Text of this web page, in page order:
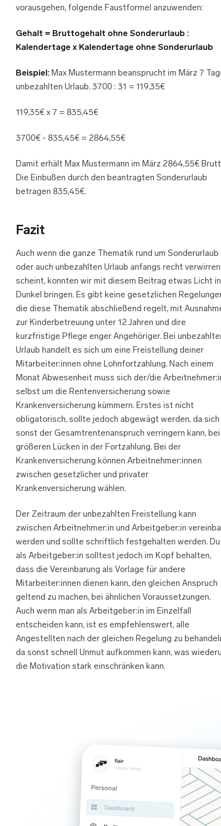
vorausgehen, folgende Faustformel anzuwenden:
Gehalt = Bruttogehalt ohne Sonderurlaub :
Kalendertage x Kalendertage ohne Sonderurlaub
Beispiel: Max Mustermann beansprucht im März 7
unbezahlten Urlaub. 3700 : 31 = 119,35€
119,35€ x 7 = 835,45€
3700€ - 835,45€ = 2864,55€
Damit erhält Max Mustermann im März 2864,55€
Die Einbußen durch den beantragten Sonderurlaub
betragen 835,45€.
Fazit
Auch wenn die ganze Thematik rund um Sonderurlaub
oder auch unbezahlten Urlaub anfangs recht
scheint, konnten wir mit diesem Beitrag etwas Licht
Dunkel bringen. Es gibt keine gesetzlichen
die diese Thematik abschließend regelt, mit
zur Kinderbetreuung unter 12 Jahren und dire
kurzfristige Pflege enger Angehöriger. Bei
Urlaub handelt es sich um eine Freistellung deiner
Mitarbeiter:innen ohne Lohnfortzahlung. Nach einem
Monat Abwesenheit muss sich der/die
selbst um die Rentenversicherung sowie
Krankenversicherung kümmern. Erstes ist nicht
obligatorisch, sollte jedoch abgewägt werden, da sich
sonst der Gesamtrentenanspruch verringern kann, bei
größeren Lücken in der Fortzahlung. Bei der
Krankenversicherung können Arbeitnehmer:innen
zwischen gesetzlicher und privater
Krankenversicherung wählen.
Der Zeitraum der unbezahlten Freistellung kann
zwischen Arbeitnehmer:in und Arbeitgeber:in
werden und sollte schriftlich festgehalten werden. Du
als Arbeitgeber:in solltest jedoch im Kopf behalten,
dass die Vereinbarung als Vorlage für andere
Mitarbeiter:innen dienen kann, den gleichen Anspruch
geltend zu machen, bei ähnlichen Voraussetzungen.
Auch wenn man als Arbeitgeber:in im Einzelfall
entscheiden kann, ist es empfehlenswert, alle
Angestellten nach der gleichen Regelung zu
da sonst schnell Unmut aufkommen kann, was
die Motivation stark einschränken kann.